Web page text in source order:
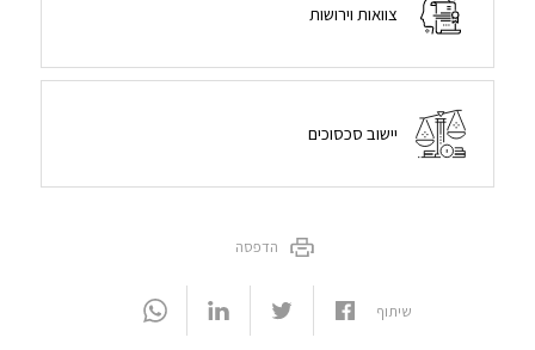
צוואות וירושות
יישוב סכסוכים
הדפסה
שיתוף